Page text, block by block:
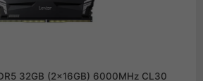
32GB (2x16GB) 6000MHz CL30